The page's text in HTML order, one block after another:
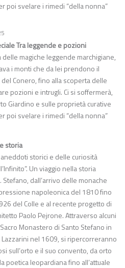
poi svelare i rimedi “della nonna”
Tra leggende e pozioni
magiche leggende marchigiane,
i monti che da lei prendono il
Conero, fino alla scoperta delle
pozioni e intrugli. Ci si soffermerà,
Giardino e sulle proprietà curative
poi svelare i rimedi “della nonna”
storia
storici e delle curiosità
Un viaggio nella storia
Stefano, dall’arrivo delle monache
napoleonica del 1810 fino
del Colle e al recente progetto di
Paolo Pejrone. Attraverso alcuni
Monastero di Santo Stefano in
Lazzarini nel 1609, si ripercorreranno
sull’orto e il suo convento, da orto
poetica leopardiana fino all’attuale